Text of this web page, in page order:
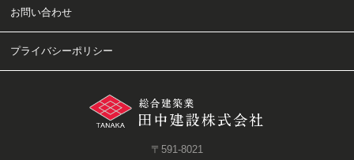
〒591-8021
事務所・店舗
注文住宅
お問い合わせ
プライバシーポリシー